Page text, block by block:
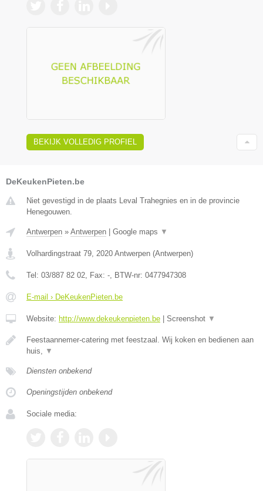
BEKIJK VOLLEDIG PROFIEL
DeKeukenPieten.be
Niet gevestigd in de plaats Leval Trahegnies en in de provincie
Henegouwen.
Antwerpen » Antwerpen Google maps ▼
Volhardingstraat 79, 2020 Antwerpen (Antwerpen)
Tel: 03/887 82 02, Fax: -, BTW-nr: 0477947308
E-mail › DeKeukenPieten.be
Website: http://www.dekeukenpieten.be Screenshot ▼
Feestaannemer-catering met feestzaal. Wij koken en bedienen aan
huis, ▼
Diensten onbekend
Openingstijden onbekend
Sociale media: